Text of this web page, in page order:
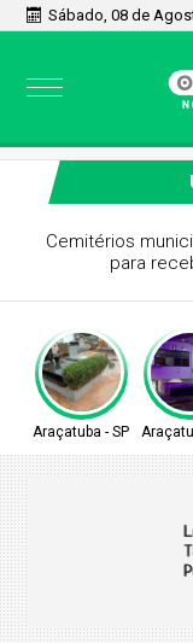
Sábado, 08 de
Paço Municipal de
ao mês de
Araçatuba - SP